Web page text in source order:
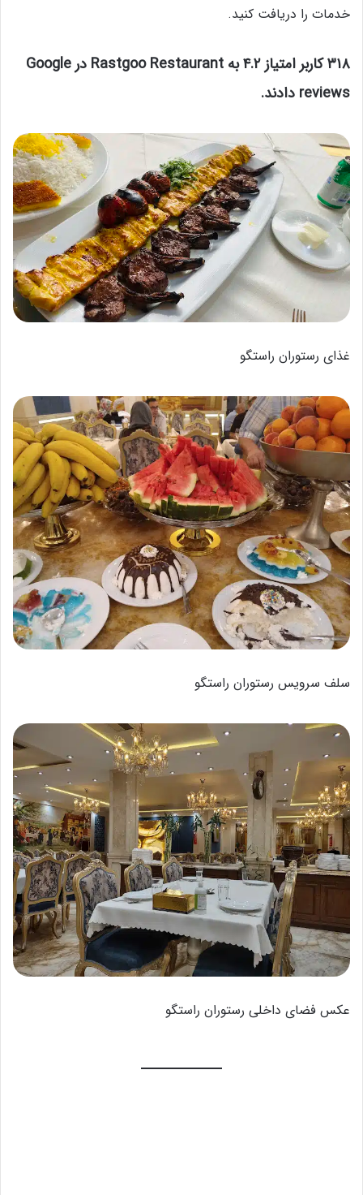
خدمات را دریافت کنید.
۳۱۸ کاربر امتیاز ۴.۲ به Rastgoo Restaurant در Google
reviews دادند.
غذای رستوران راستگو
سلف سرویس رستوران راستگو
عکس فضای داخلی رستوران راستگو